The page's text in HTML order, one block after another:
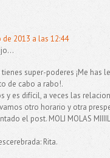
de 2013 a las 12:44
tienes super-poderes ¡Me has
de cabo a rabo!.
y es difícil, a veces las
otro horario y otra
el post. MOLI MOLAS
Rita.